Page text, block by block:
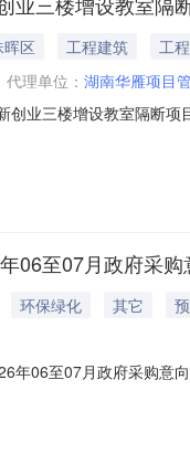
区 工程建筑
工程
代理单位： 湖南华雁项目
创业三楼增设教室隔断
06至07月政府采购
环保绿化 其它
年06至07月政府采购意
洁服务项目学校绿化养